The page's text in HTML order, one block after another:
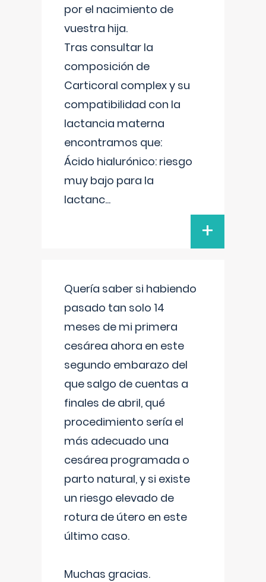
por el nacimiento de
vuestra hija.
Tras consultar la
composición de
Carticoral complex y su
compatibilidad con la
lactancia materna
encontramos que:
Ácido hialurónico: riesgo
muy bajo para la
lactanc...
+
Quería saber si habiendo
pasado tan solo 14
meses de mi primera
cesárea ahora en este
segundo embarazo del
que salgo de cuentas a
finales de abril, qué
procedimiento sería el
más adecuado una
cesárea programada o
parto natural, y si existe
un riesgo elevado de
rotura de útero en este
último caso.
Muchas gracias.